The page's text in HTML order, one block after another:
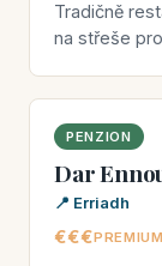
Tradičně
na střeše
PENZION
Dar
📍 Erriadh
€€€PREMIUM